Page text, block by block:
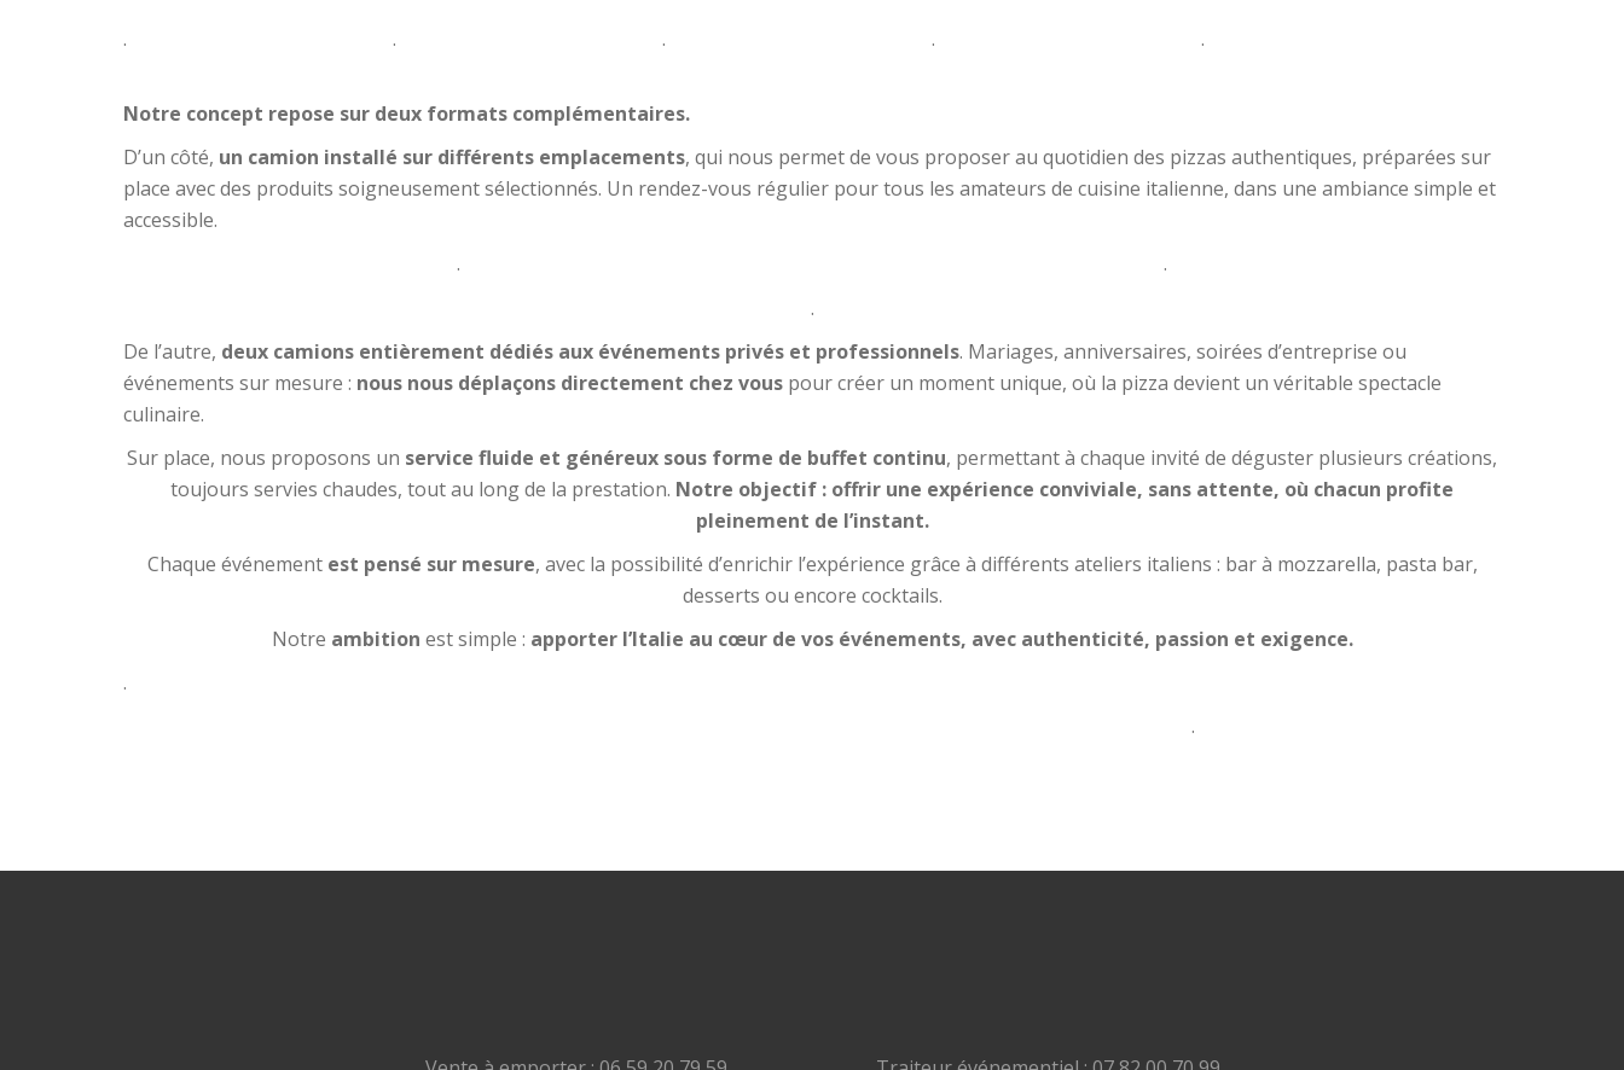
. . . . .
Notre concept repose sur deux formats complémentaires.
D’un côté, un camion installé sur différents emplacements, qui nous permet de vous proposer au quotidien des pizzas authentiques, préparées sur
place avec des produits soigneusement sélectionnés. Un rendez-vous régulier pour tous les amateurs de cuisine italienne, dans une ambiance simple et
accessible.
.
.
.
De l’autre, deux camions entièrement dédiés aux événements privés et professionnels. Mariages, anniversaires, soirées d’entreprise ou
événements sur mesure : nous nous déplaçons directement chez vous pour créer un moment unique, où la pizza devient un véritable spectacle
culinaire.
Sur place, nous proposons un service fluide et généreux sous forme de buffet continu, permettant à chaque invité de déguster plusieurs créations,
toujours servies chaudes, tout au long de la prestation. Notre objectif : offrir une expérience conviviale, sans attente, où chacun profite
pleinement de l’instant.
Chaque événement est pensé sur mesure, avec la possibilité d’enrichir l’expérience grâce à différents ateliers italiens : bar à mozzarella, pasta bar,
desserts ou encore cocktails.
Notre ambition est simple : apporter l’Italie au cœur de vos événements, avec authenticité, passion et exigence.
.
.